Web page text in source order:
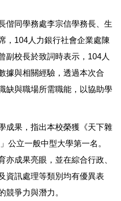
偕同學務處李宗信學務長、生
，104人力銀行社會企業處陳
副校長於致詞時表示，104人
據與相關經驗，透過本次合
缺與職場所需職能，以協助學
成果，指出本校榮獲《天下雜
公立一般中型大學第一名。
亦成果亮眼，並在綜合行政、
資訊處理等類別均有優異表
競爭力與潛力。